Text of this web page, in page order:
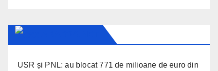
USR și PNL: au blocat 771 de milioane de euro din